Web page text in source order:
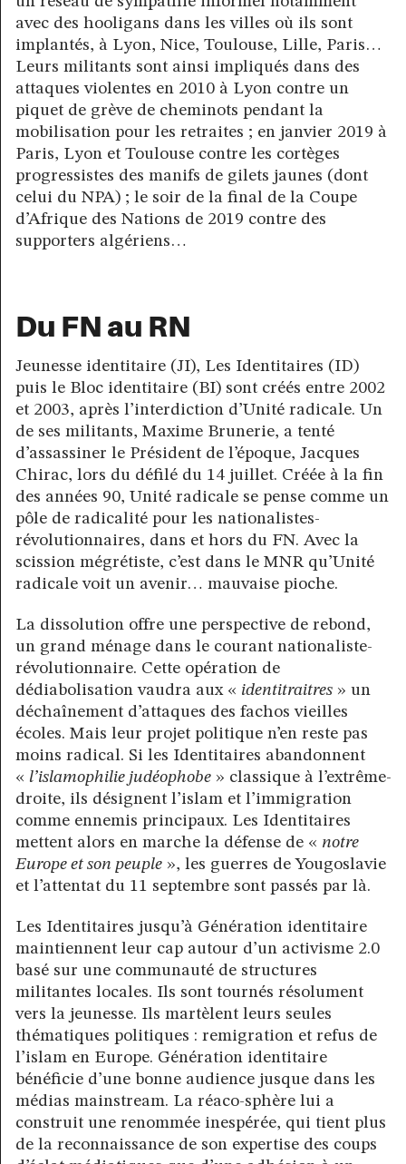
avec des hooligans dans les villes où ils sont
implantés, à Lyon, Nice, Toulouse, Lille, Paris…
Leurs militants sont ainsi impliqués dans des
attaques violentes en 2010 à Lyon contre un
piquet de grève de cheminots pendant la
mobilisation pour les retraites ; en janvier 2019 à
Paris, Lyon et Toulouse contre les cortèges
progressistes des manifs de gilets jaunes (dont
celui du NPA) ; le soir de la final de la Coupe
d’Afrique des Nations de 2019 contre des
supporters algériens…
Du FN au RN
Jeunesse identitaire (JI), Les Identitaires (ID)
puis le Bloc identitaire (BI) sont créés entre 2002
et 2003, après l’interdiction d’Unité radicale. Un
de ses militants, Maxime Brunerie, a tenté
d’assassiner le Président de l’époque, Jacques
Chirac, lors du défilé du 14 juillet. Créée à la fin
des années 90, Unité radicale se pense comme un
pôle de radicalité pour les nationalistes-
révolutionnaires, dans et hors du FN. Avec la
scission mégrétiste, c’est dans le MNR qu’Unité
radicale voit un avenir… mauvaise pioche.
La dissolution offre une perspective de rebond,
un grand ménage dans le courant nationaliste-
révolutionnaire. Cette opération de
dédiabolisation vaudra aux « identitraitres » un
déchaînement d’attaques des fachos vieilles
écoles. Mais leur projet politique n’en reste pas
moins radical. Si les Identitaires abandonnent
« l’islamophilie judéophobe » classique à l’extrême-
droite, ils désignent l’islam et l’immigration
comme ennemis principaux. Les Identitaires
mettent alors en marche la défense de « notre
Europe et son peuple », les guerres de Yougoslavie
et l’attentat du 11 septembre sont passés par là.
Les Identitaires jusqu’à Génération identitaire
maintiennent leur cap autour d’un activisme 2.0
basé sur une communauté de structures
militantes locales. Ils sont tournés résolument
vers la jeunesse. Ils martèlent leurs seules
thématiques politiques : remigration et refus de
l’islam en Europe. Génération identitaire
bénéficie d’une bonne audience jusque dans les
médias mainstream. La réaco-sphère lui a
construit une renommée inespérée, qui tient plus
de la reconnaissance de son expertise des coups